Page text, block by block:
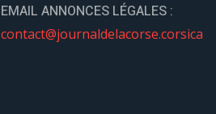
EMAIL ANNONCES LÉGALES :
contact@journaldelacorse.corsica